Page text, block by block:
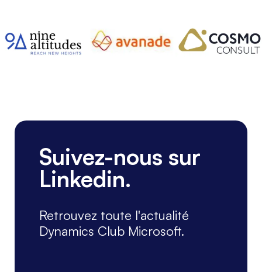
Suivez-nous sur
Linkedin.
Retrouvez toute l'actualité
Dynamics Club Microsoft.